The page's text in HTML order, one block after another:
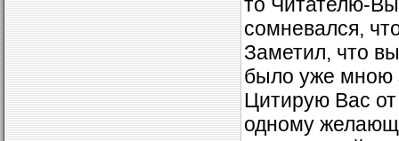
сомневался,
Заметил, что
было уже мною
Цитирую Вас
одному